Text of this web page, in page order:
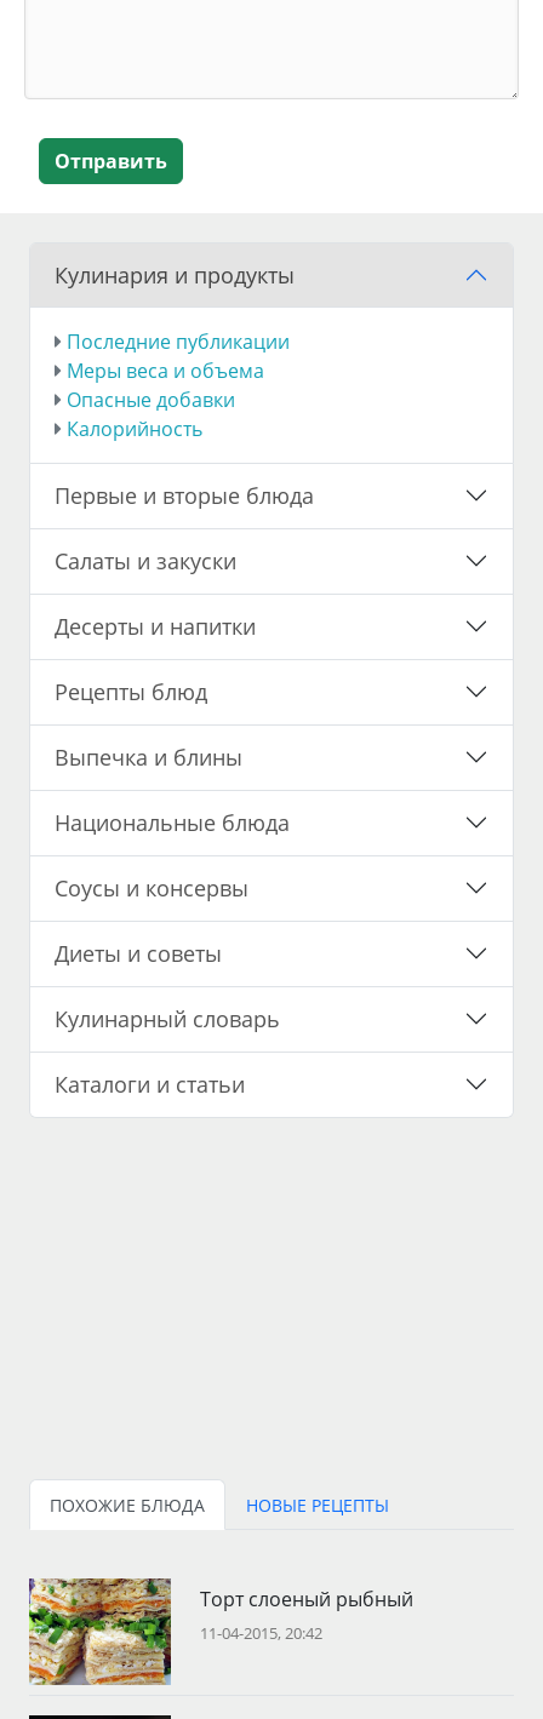
Отправить
Кулинария и продукты
Последние публикации
Меры веса и объема
Опасные добавки
Калорийность
Первые и вторые блюда
Салаты и закуски
Десерты и напитки
Рецепты блюд
Выпечка и блины
Национальные блюда
Соусы и консервы
Диеты и советы
Кулинарный словарь
Каталоги и статьи
ПОХОЖИЕ БЛЮДА НОВЫЕ РЕЦЕПТЫ
Торт слоеный рыбный
11-04-2015, 20:42